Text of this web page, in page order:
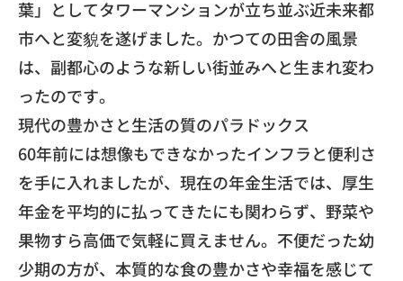
葉」としてタワーマンションが立ち並ぶ近未来都
市へと変貌を遂げました。かつての田舎の風景
は、副都心のような新しい街並みへと生まれ変わ
ったのです。
​現代の豊かさと生活の質のパラドックス
​60年前には想像もできなかったインフラと便利さ
を手に入れましたが、現在の年金生活では、厚生
年金を平均的に払ってきたにも関わらず、野菜や
果物すら高価で気軽に買えません。不便だった幼
少期の方が、本質的な食の豊かさや幸福を感じて